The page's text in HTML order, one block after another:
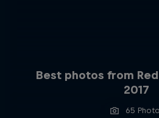
Best photos from
2017
65